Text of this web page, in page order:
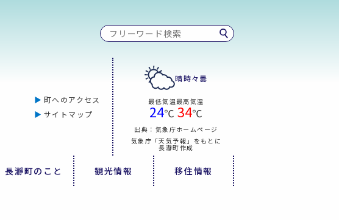
町へのアクセス
サイトマップ
晴時々曇
最低気温
24℃
最高気温
34℃
出典：気象庁ホームページ
気象庁「天気予報」をもとに
長瀞町作成
長瀞町のこと 観光情報 移住情報